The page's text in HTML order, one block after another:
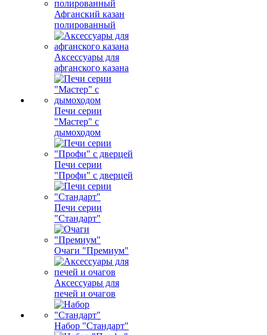
Афганский казан
полированный
Аксессуары для
афганского казана
Печи серии
"Мастер" с
дымоходом
Печи серии
"Профи" с дверцей
Печи серии
"Стандарт"
Очаги "Премиум"
Аксессуары для
печей и очагов
Набор "Стандарт"